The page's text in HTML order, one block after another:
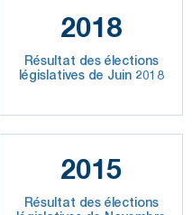
2018
Résultat des élections
législatives de Juin 2018
2015
Résultat des élections